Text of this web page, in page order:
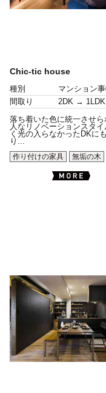
Chic-tic house
種別
マンション事
間取り
2DK → 1LDK
落ち着いた色に統一させら
人なリノベーションスタ
く光の入らなかったDKに
り...
作り付けの家具
無垢の木